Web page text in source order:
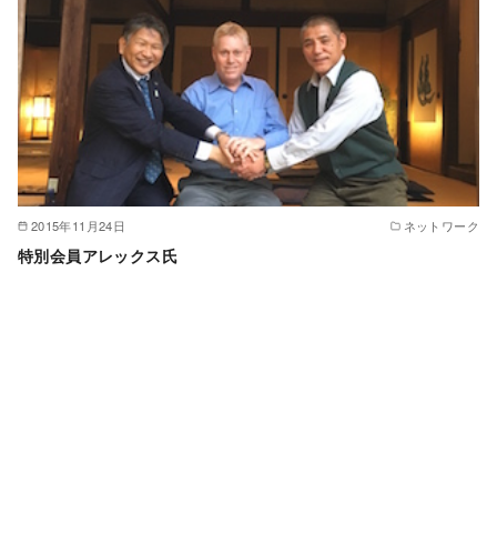
2015年11月24日 ネットワーク
特別会員アレックス氏